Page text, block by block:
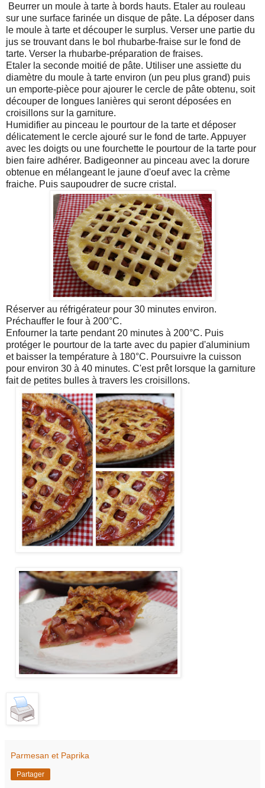
Beurrer un moule à tarte à bords hauts. Etaler au rouleau
sur une surface farinée un disque de pâte. La déposer dans
le moule à tarte et découper le surplus. Verser une partie du
jus se trouvant dans le bol rhubarbe-fraise sur le fond de
tarte. Verser la rhubarbe-préparation de fraises.
Etaler la seconde moitié de pâte. Utiliser une assiette du
diamètre du moule à tarte environ (un peu plus grand) puis
un emporte-pièce pour ajourer le cercle de pâte obtenu, soit
découper de longues lanières qui seront déposées en
croisillons sur la garniture.
Humidifier au pinceau le pourtour de la tarte et déposer
délicatement le cercle ajouré sur le fond de tarte. Appuyer
avec les doigts ou une fourchette le pourtour de la tarte pour
bien faire adhérer. Badigeonner au pinceau avec la dorure
obtenue en mélangeant le jaune d'oeuf avec la crème
fraiche. Puis saupoudrer de sucre cristal.
Réserver au réfrigérateur pour 30 minutes environ.
Préchauffer le four à 200°C.
Enfourner la tarte pendant 20 minutes à 200°C. Puis
protéger le pourtour de la tarte avec du papier d'aluminium
et baisser la température à 180°C. Poursuivre la cuisson
pour environ 30 à 40 minutes. C'est prêt lorsque la garniture
fait de petites bulles à travers les croisillons.
Parmesan et Paprika
Partager